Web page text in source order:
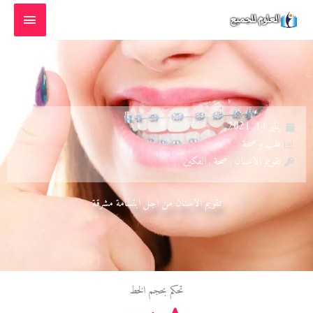
المحتوى
القائمة
الرئيسية
يناير 14, 2021
طب و صحة
تقويم الاسنان , صحة , الفكين
تقويم الاسنان من اجل ابتسامة مشرقة
تحكم بحجم الخط